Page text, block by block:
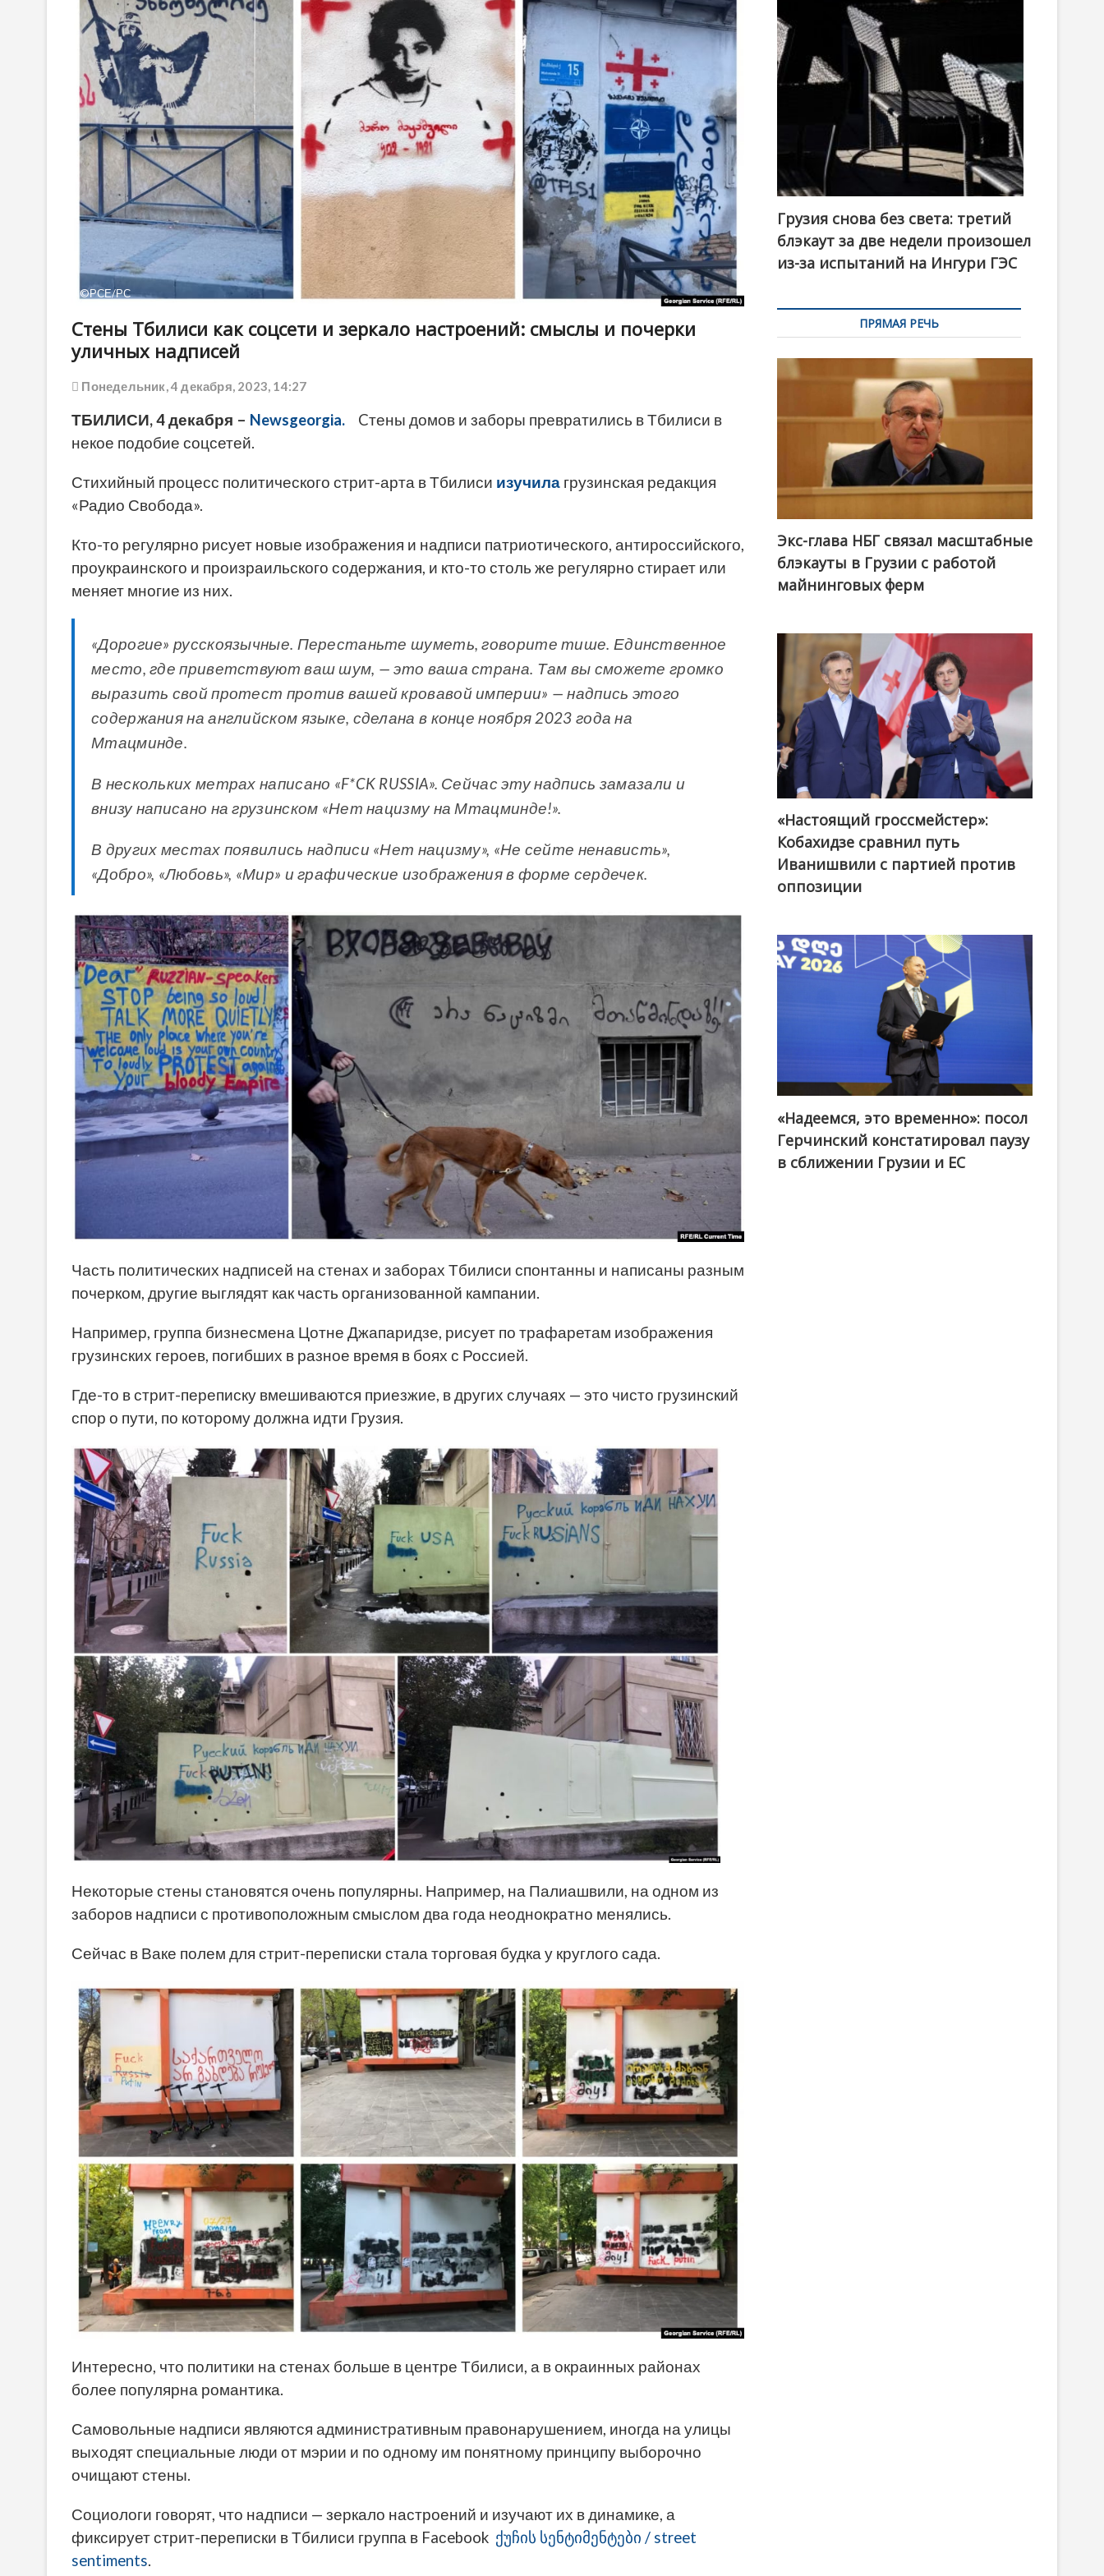
©РСЕ/РС
Стены Тбилиси как соцсети и зеркало настроений: смыслы и почерки
уличных надписей
Понедельник, 4 декабря, 2023, 14:27
ТБИЛИСИ, 4 декабря – Newsgeorgia.
Cтены домов и заборы превратились в Тбилиси в
некое подобие соцсетей.
Стихийный процесс политического стрит-арта в Тбилиси изучила грузинская редакция
«Радио Свобода».
Кто-то регулярно рисует новые изображения и надписи патриотического, антироссийского,
проукраинского и произраильского содержания, и кто-то столь же регулярно стирает или
меняет многие из них.
«Дорогие» русскоязычные. Перестаньте шуметь, говорите тише. Единственное
место, где приветствуют ваш шум, — это ваша страна. Там вы сможете громко
выразить свой протест против вашей кровавой империи» — надпись этого
содержания на английском языке, сделана в конце ноября 2023 года на
Мтацминде.
В нескольких метрах написано «F*CK RUSSIA». Сейчас эту надпись замазали и
внизу написано на грузинском «Нет нацизму на Мтацминде!».
В других местах появились надписи «Нет нацизму», «Не сейте ненависть»,
«Добро», «Любовь», «Мир» и графические изображения в форме сердечек.
Часть политических надписей на стенах и заборах Тбилиси спонтанны и написаны разным
почерком, другие выглядят как часть организованной кампании.
Например, группа бизнесмена Цотне Джапаридзе, рисует по трафаретам изображения
грузинских героев, погибших в разное время в боях с Россией.
Где-то в стрит-переписку вмешиваются приезжие, в других случаях — это чисто грузинский
спор о пути, по которому должна идти Грузия.
Некоторые стены становятся очень популярны. Например, на Палиашвили, на одном из
заборов надписи с противоположным смыслом два года неоднократно менялись.
Сейчас в Ваке полем для стрит-переписки стала торговая будка у круглого сада.
Интересно, что политики на стенах больше в центре Тбилиси, а в окраинных районах
более популярна романтика.
Самовольные надписи являются административным правонарушением, иногда на улицы
выходят специальные люди от мэрии и по одному им понятному принципу выборочно
очищают стены.
Социологи говорят, что надписи — зеркало настроений и изучают их в динамике, а
фиксирует стрит-переписки в Тбилиси группа в Faсebook ქუჩის სენტიმენტები / street
sentiments.
Грузия снова без света: третий
блэкаут за две недели произошел
из-за испытаний на Ингури ГЭС
ПРЯМАЯ РЕЧЬ
Экс-глава НБГ связал масштабные
блэкауты в Грузии с работой
майнинговых ферм
@ქართული ოცნება / Georgian Dream
«Настоящий гроссмейстер»:
Кобахидзе сравнил путь
Иванишвили с партией против
оппозиции
«Надеемся, это временно»: посол
Герчинский констатировал паузу
в сближении Грузии и ЕС